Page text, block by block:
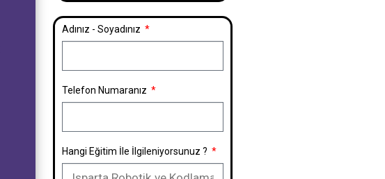
Adınız - Soyadınız
Telefon Numaranız
Hangi Eğitim İle İlgileniyorsunuz ?